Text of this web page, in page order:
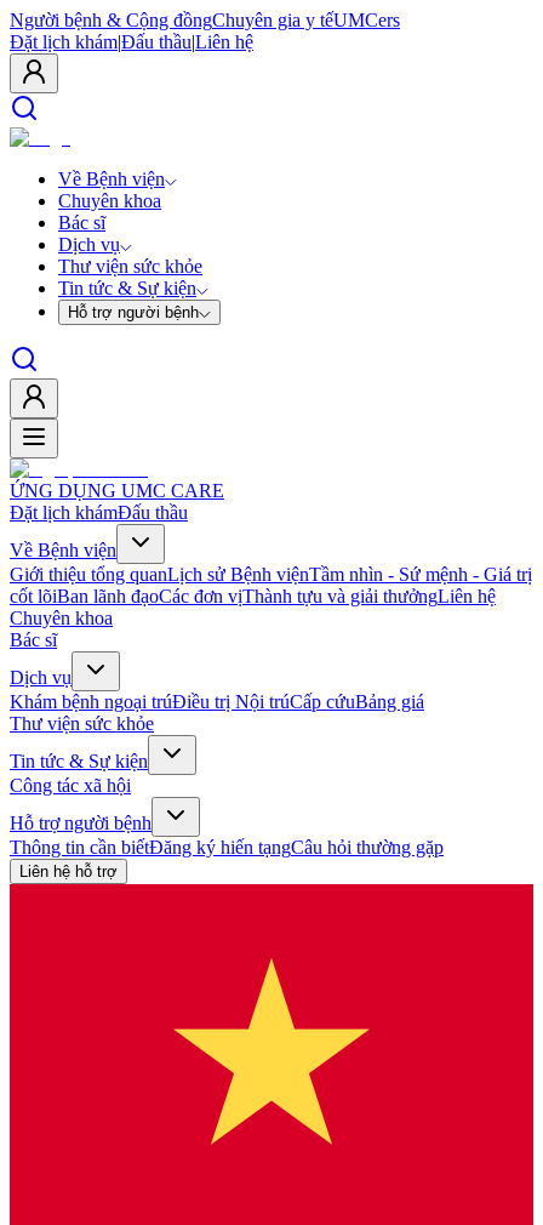
Người bệnh & Cộng đồngChuyên gia y tếUMCers
Đặt lịch khám|Đấu thầu|Liên hệ
Về Bệnh viện
Chuyên khoa
Bác sĩ
Dịch vụ
Thư viện sức khỏe
Tin tức & Sự kiện
Hỗ trợ người bệnh
ỨNG DỤNG UMC CARE
Đặt lịch khámĐấu thầu
Về Bệnh viện
Giới thiệu tổng quanLịch sử Bệnh việnTầm nhìn - Sứ mệnh - Giá trị
cốt lõiBan lãnh đạoCác đơn vịThành tựu và giải thưởngLiên hệ
Chuyên khoa
Bác sĩ
Dịch vụ
Khám bệnh ngoại trúĐiều trị Nội trúCấp cứuBảng giá
Thư viện sức khỏe
Tin tức & Sự kiện
Công tác xã hội
Hỗ trợ người bệnh
Thông tin cần biếtĐăng ký hiến tạngCâu hỏi thường gặp
Liên hệ hỗ trợ